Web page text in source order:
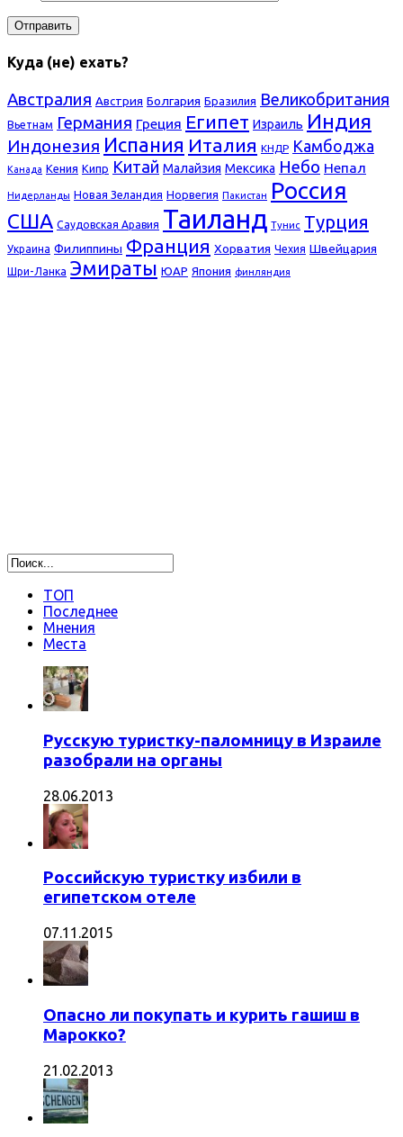
Куда (не) ехать?
Австралия Австрия Болгария Бразилия Великобритания
Вьетнам Германия Греция Египет Израиль Индия
Индонезия Испания Италия КНДР Камбоджа
Канада Кения Кипр Китай Малайзия Мексика Небо Непал
Нидерланды Новая Зеландия Норвегия Пакистан Россия
США Саудовская Аравия Таиланд Тунис Турция
Украина Филиппины Франция Хорватия Чехия Швейцария
Шри-Ланка Эмираты ЮАР Япония финляндия
ТОП
Последнее
Мнения
Места
Русскую туристку-паломницу в Израиле
разобрали на органы
28.06.2013
Российскую туристку избили в
египетском отеле
07.11.2015
Опасно ли покупать и курить гашиш в
Марокко?
21.02.2013